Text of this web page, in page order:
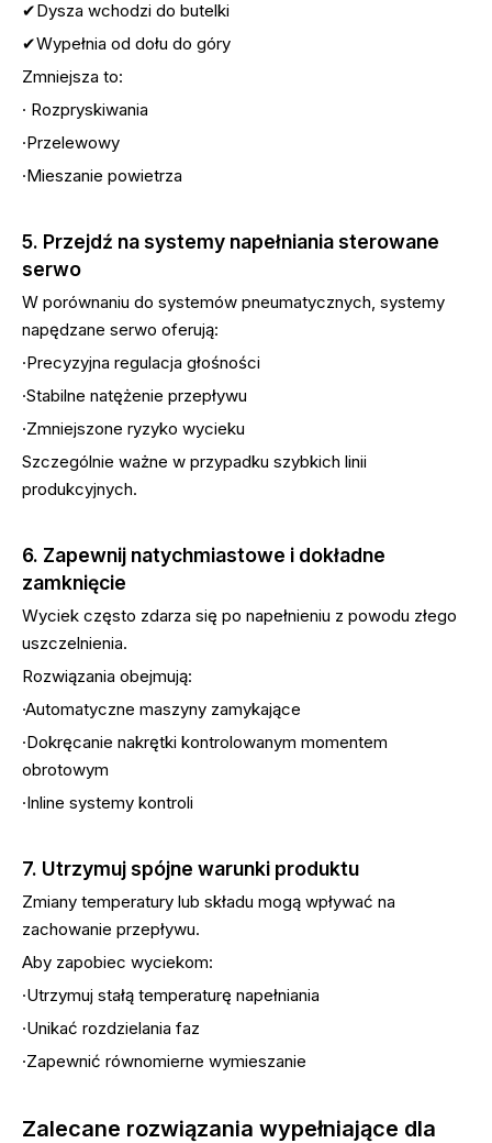
✔Dysza wchodzi do butelki
✔Wypełnia od dołu do góry
Zmniejsza to:
· Rozpryskiwania
·Przelewowy
·Mieszanie powietrza
5. Przejdź na systemy napełniania sterowane
serwo
W porównaniu do systemów pneumatycznych, systemy
napędzane serwo oferują:
·Precyzyjna regulacja głośności
·Stabilne natężenie przepływu
·Zmniejszone ryzyko wycieku
Szczególnie ważne w przypadku szybkich linii
produkcyjnych.
6. Zapewnij natychmiastowe i dokładne
zamknięcie
Wyciek często zdarza się po napełnieniu z powodu złego
uszczelnienia.
Rozwiązania obejmują:
·Automatyczne maszyny zamykające
·Dokręcanie nakrętki kontrolowanym momentem
obrotowym
·Inline systemy kontroli
7. Utrzymuj spójne warunki produktu
Zmiany temperatury lub składu mogą wpływać na
zachowanie przepływu.
Aby zapobiec wyciekom:
·Utrzymuj stałą temperaturę napełniania
·Unikać rozdzielania faz
·Zapewnić równomierne wymieszanie
Zalecane rozwiązania wypełniające dla